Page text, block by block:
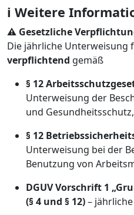
ℹ️ Weitere
⚠️ Gesetzliche
Die jährliche Unterweisung
verpflichtend gemäß
§ 12
Unterweisung der
und Gesundheitsschutz,
§ 12
Unterweisung bei der
Benutzung von
DGUV Vorschrift 1
(§ 4 und § 12)–